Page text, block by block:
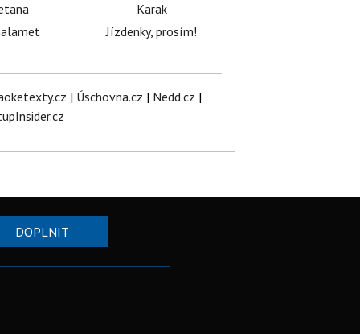
Karak
Jízdenky, prosím!
| Úschovna.cz | Nedd.cz |
DOPLNIT